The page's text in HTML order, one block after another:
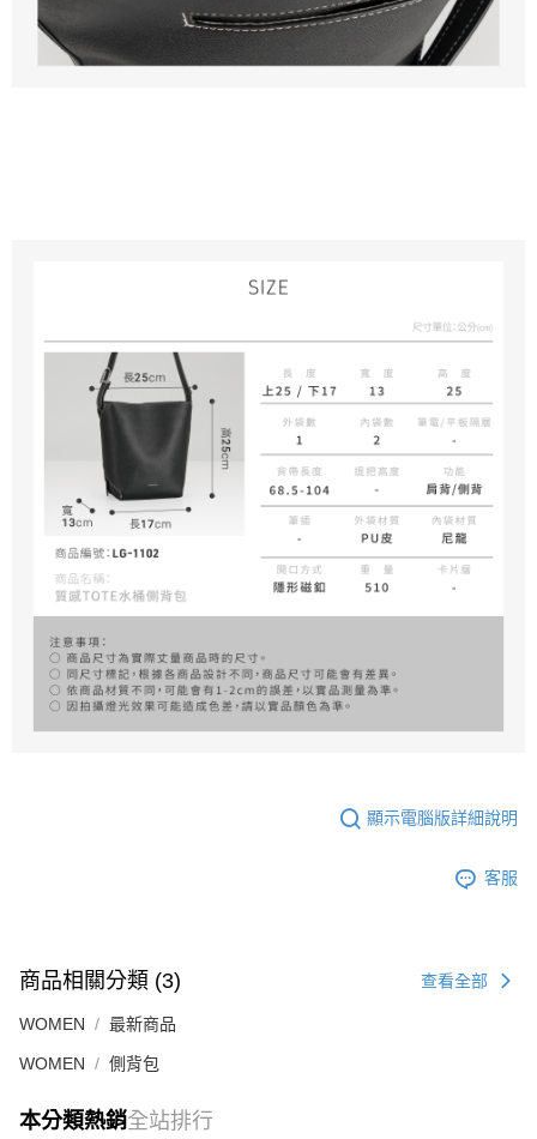
顯示電腦版詳細說明
客服
商品相關分類 (3) 查看全部
WOMEN 最新商品
WOMEN 側背包
本分類熱銷全站排行